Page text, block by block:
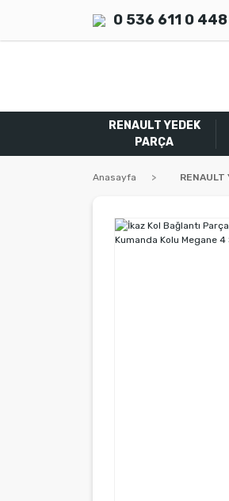
0 536 611 0 448
RENAULT YEDEK
PARÇA
Anasayfa RENAULT